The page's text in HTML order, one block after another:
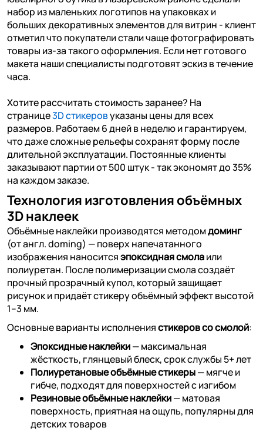
набор из маленьких логотипов на упаковках и
больших декоративных элементов для витрин - клиент
отметил что покупатели стали чаще фотографировать
товары из-за такого оформления. Если нет готового
макета наши специалисты подготовят эскиз в течение
часа.
Хотите рассчитать стоимость заранее? На
странице3D стикеровуказаны цены для всех
размеров. Работаем 6 дней в неделю и гарантируем,
что даже сложные рельефы сохранят форму после
длительной эксплуатации. Постоянные клиенты
заказывают партии от 500 штук - так экономят до 35%
на каждом заказе.
Технология изготовления объёмных
3D наклеек
Объёмные наклейки производятся методомдоминг
(от англ. doming) — поверх напечатанного
изображения наноситсяэпоксидная смолаили
полиуретан. После полимеризации смола создаёт
прочный прозрачный купол, который защищает
рисунок и придаёт стикеру объёмный эффект высотой
1–3 мм.
Основные варианты исполнениястикеров со смолой:
Эпоксидные наклейки— максимальная
жёсткость, глянцевый блеск, срок службы 5+ лет
Полиуретановые объёмные стикеры— мягче и
гибче, подходят для поверхностей с изгибом
Резиновые объёмные наклейки— матовая
поверхность, приятная на ощупь, популярны для
детских товаров